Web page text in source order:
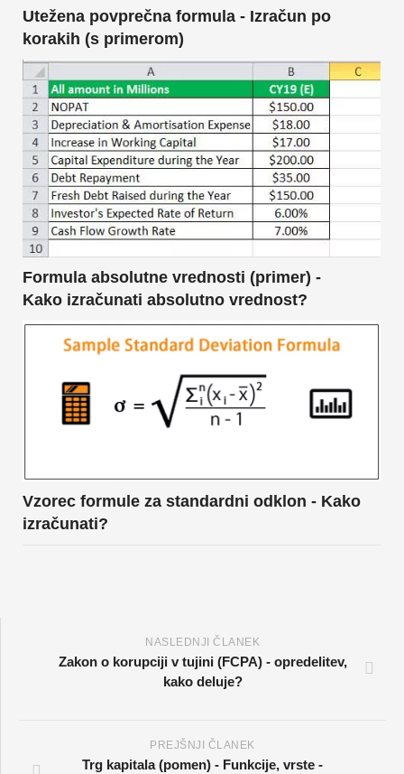
Utežena povprečna formula - Izračun po
korakih (s primerom)
Formula absolutne vrednosti (primer) -
Kako izračunati absolutno vrednost?
Vzorec formule za standardni odklon - Kako
izračunati?
NASLEDNJI ČLANEK
Zakon o korupciji v tujini (FCPA) - opredelitev,
kako deluje?
PREJŠNJI ČLANEK
Trg kapitala (pomen) - Funkcije, vrste -